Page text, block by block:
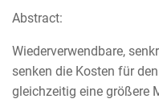
Abstract:
Wiederverwendbare,
senken die Kosten für
gleichzeitig eine größere